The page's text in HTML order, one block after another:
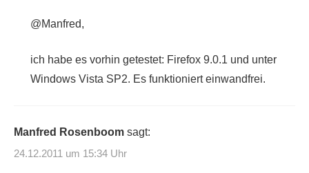
@Manfred,
ich habe es vorhin getestet: Firefox 9.0.1 und unter
Windows Vista SP2. Es funktioniert einwandfrei.
Manfred Rosenboom sagt:
24.12.2011 um 15:34 Uhr